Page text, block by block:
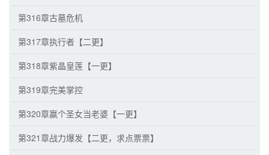
第316章古墓危机
第317章执行者【二更】
第318章紫晶皇莲【一更】
第319章完美掌控
第320章赢个圣女当老婆【一更】
第321章战力爆发【二更，求点票票】